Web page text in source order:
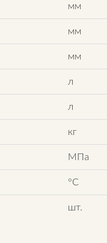
мм
мм
мм
л
л
кг
МПа
°С
шт.